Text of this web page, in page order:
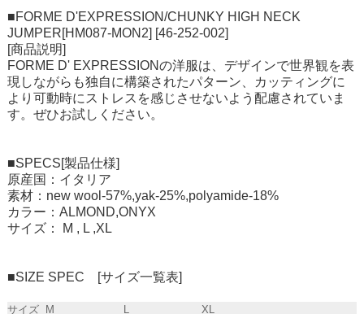
■FORME D'EXPRESSION/CHUNKY HIGH NECK
JUMPER[HM087-MON2] [46-252-002]
[商品説明]
FORME D' EXPRESSIONの洋服は、デザインで世界観を表
現しながらも独自に構築されたパターン、カッティングに
より可動時にストレスを感じさせないよう配慮されていま
す。ぜひお試しください。
■SPECS[製品仕様]
原産国：イタリア
素材：new wool-57%,yak-25%,polyamide-18%
カラー：ALMOND,ONYX
サイズ： M , L ,XL
■SIZE SPEC [サイズ一覧表]
サイズ M L
XL